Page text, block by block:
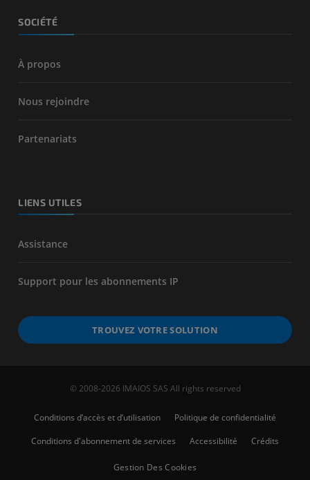
SOCIÉTÉ
À propos
Nous rejoindre
Partenariats
LIENS UTILES
Assistance
Support pour les abonnements IP
TROUVEZ VOTRE SOLUTION
© 2008-2026 IMAIOS SAS All rights reserved
Conditions d’accès et d’utilisation
Politique de confidentialité
Conditions d'abonnement de services
Accessibilité Crédits
Gestion Des Cookies